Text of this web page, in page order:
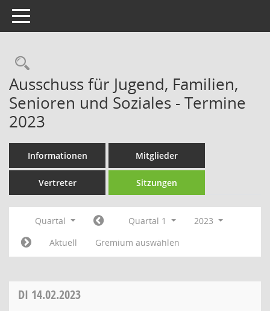
Toggle navigation
Rechercheauswahl
Ausschuss für Jugend, Familien,
Senioren und Soziales - Termine
2023
Informationen Mitglieder
Vertreter Sitzungen
Quartal Quartal 1
2023
Aktuell
Gremium auswählen
DI 14.02.2023